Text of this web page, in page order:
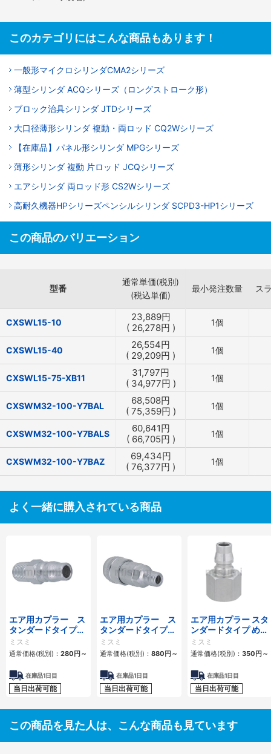
このカテゴリにはこんな商品もあります！
一般形マイクロシリンダCMA2シリーズ
薄型シリンダ ACQシリーズ（ロングストローク形）
ブロック治具シリンダ JTDシリーズ
大口径薄形シリンダ 複動・両ロッド CQ2Wシリーズ
【在庫品】パネル形シリンダ MPGシリーズ
薄形シリンダ 複動 片ロッド JCQシリーズ
エアシリンダ 両ロッド形 CS2Wシリーズ
高耐久機器HPシリーズペンシルシリンダ SCPD3-HP1シリーズ
この商品のバリエーション
型番
通常単価(税別)
(税込単価)
最小発注数量 ス
CXSWL15-10 23,889円
( 26,278円 ) 1個
CXSWL15-40 26,554円
( 29,209円 ) 1個
CXSWL15-75-XB11 31,797円
( 34,977円 ) 1個
CXSWM32-100-Y7BAL 68,508円
( 75,359円 ) 1個
CXSWM32-100-Y7BALS 60,641円
( 66,705円 ) 1個
CXSWM32-100-Y7BAZ 69,434円
( 76,377円 ) 1個
よく一緒に購入されている商品
エア用カプラー ス
タンダードタイプ
おねじプラグ
ミスミ
通常価格(税別)： 280 円 ～
在庫品1日目
当日出荷可能
エア用カプラー ス
タンダードタイプ
おねじソケット
ミスミ
通常価格(税別)： 880 円 ～
在庫品1日目
当日出荷可能
エア用カプラー スタ
ンダードタイプ めね
じプラグ
ミスミ
通常価格(税別)： 350 円 ～
在庫品1日目
当日出荷可能
この商品を見た人は、こんな商品も見ています